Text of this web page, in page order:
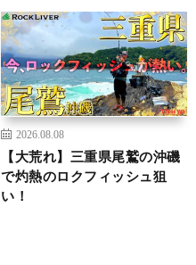
2026.08.08
【大荒れ】三重県尾鷲の沖磯
で灼熱のロクフィッシュ狙
い！